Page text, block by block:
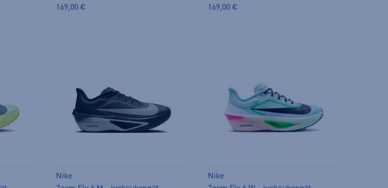
169,00 € 169,00 €
Nike
Nike